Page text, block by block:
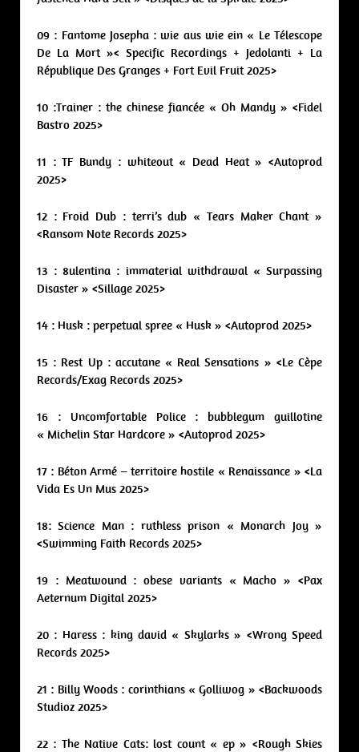
09 : Fantome Josepha : wie aus wie ein « Le Télescope
De La Mort »< Specific Recordings + Jedolanti + La
République Des Granges + Fort Evil Fruit 2025>
10 :Trainer : the chinese fiancée « Oh Mandy » <Fidel
Bastro 2025>
11 : TF Bundy : whiteout « Dead Heat » <Autoprod
2025>
12 : Froid Dub : terri’s dub « Tears Maker Chant »
<Ransom Note Records 2025>
13 : 8ulentina : immaterial withdrawal « Surpassing
Disaster » <Sillage 2025>
14 : Husk : perpetual spree « Husk » <Autoprod 2025>
15 : Rest Up : accutane « Real Sensations » <Le Cèpe
Records/Exag Records 2025>
16 : Uncomfortable Police : bubblegum guillotine
« Michelin Star Hardcore » <Autoprod 2025>
17 : Béton Armé – territoire hostile « Renaissance » <La
Vida Es Un Mus 2025>
18: Science Man : ruthless prison « Monarch Joy »
<Swimming Faith Records 2025>
19 : Meatwound : obese variants « Macho » <Pax
Aeternum Digital 2025>
20 : Haress : king david « Skylarks » <Wrong Speed
Records 2025>
21 : Billy Woods : corinthians « Golliwog » <Backwoods
Studioz 2025>
22 : The Native Cats: lost count « ep » <Rough Skies